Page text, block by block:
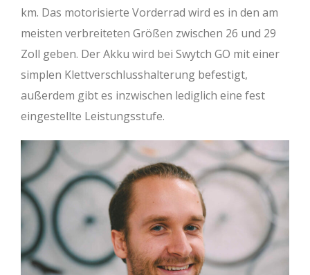
km. Das motorisierte Vorderrad wird es in den am
meisten verbreiteten Größen zwischen 26 und 29
Zoll geben. Der Akku wird bei Swytch GO mit einer
simplen Klettverschlusshalterung befestigt,
außerdem gibt es inzwischen lediglich eine fest
eingestellte Leistungsstufe.